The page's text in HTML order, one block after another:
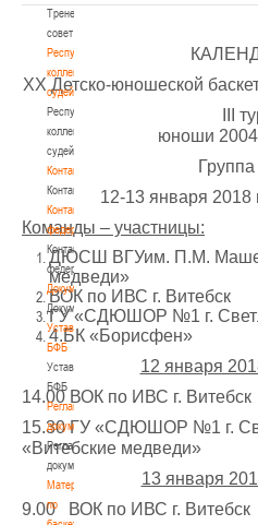
Тренерский
совет
Республиканская
коллегия
судей
Республиканская
коллегия
судей
Контакты
Контакты
Контакты
федерации
Контакты
федерации
Документы
Документы
Устав
БФБ
Устав
БФБ
Регламентирующие
документы
Регламентирующие
документы
Материалы
по
ХX Детско-юношеской
III
юноши
12-13 января 2018
Команды – участницы:
ДЮСШ ВГУим. П.М.
медведи»
ВОК по ИВС г. Витебск
ГУ «СДЮШОР №1 г.
4.БК «Борисфен»
12 января
14.00 ВОК по ИВС г.
15.30 ГУ «СДЮШОР №1 г.
«Витебские медведи»
13 января
9.00 ВОК по ИВС г.